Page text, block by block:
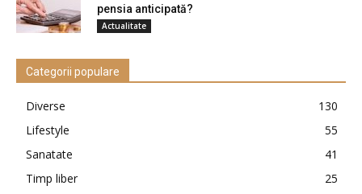
pensia anticipată?
Actualitate
Categorii populare
Diverse
130
Lifestyle
55
Sanatate
41
Timp liber
25